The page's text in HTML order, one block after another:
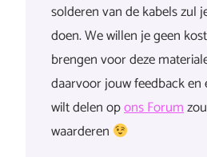
solderen van de kabels zul
doen. We willen je geen
brengen voor deze
daarvoor jouw feedback
wilt delen opons Forum
waarderen